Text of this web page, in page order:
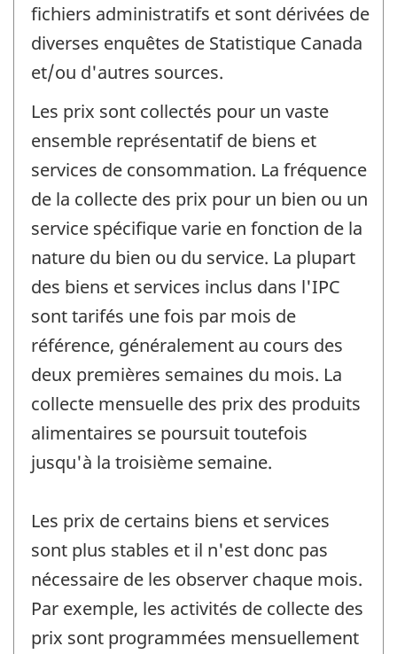
fichiers administratifs et sont dérivées de
diverses enquêtes de Statistique Canada
et/ou d'autres sources.
Les prix sont collectés pour un vaste
ensemble représentatif de biens et
services de consommation. La fréquence
de la collecte des prix pour un bien ou un
service spécifique varie en fonction de la
nature du bien ou du service. La plupart
des biens et services inclus dans l'IPC
sont tarifés une fois par mois de
référence, généralement au cours des
deux premières semaines du mois. La
collecte mensuelle des prix des produits
alimentaires se poursuit toutefois
jusqu'à la troisième semaine.
Les prix de certains biens et services
sont plus stables et il n'est donc pas
nécessaire de les observer chaque mois.
Par exemple, les activités de collecte des
prix sont programmées mensuellement